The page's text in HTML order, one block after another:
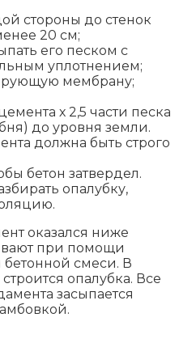
стороны до стенок
20 см;
его песком с
уплотнением;
мембрану;
х 2,5 части песка
до уровня земли.
должна быть строго
бетон затвердел.
опалубку,
оказался ниже
при помощи
смеси. В
опалубка. Все
засыпается